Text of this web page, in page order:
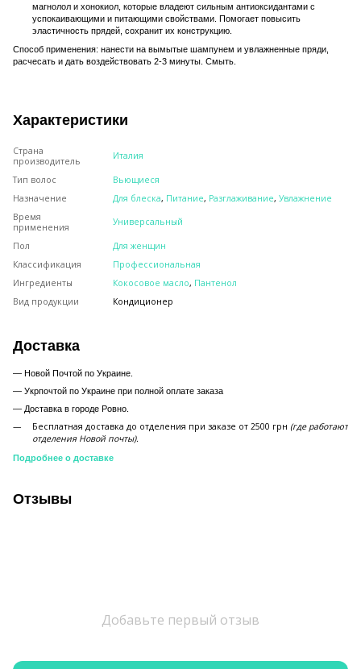
магнолол и хонокиол, которые владеют сильным антиоксидантами с
успокаивающими и питающими свойствами. Помогает повысить
эластичность прядей, сохранит их конструкцию.
Способ применения: нанести на вымытые шампунем и увлажненные пряди,
расчесать и дать воздействовать 2-3 минуты. Смыть.
Характеристики
Страна
производитель
Италия
Тип волос
Вьющиеся
Назначение
Для блеска, Питание, Разглаживание, Увлажнение
Время
применения
Универсальный
Пол
Для женщин
Классификация
Профессиональная
Ингредиенты
Кокосовое масло, Пантенол
Вид продукции
Кондиционер
Доставка
— Новой Почтой по Украине.
— Укрпочтой по Украине при полной оплате заказа
— Доставка в городе Ровно.
Бесплатная доставка до отделения при заказе от 2500 грн (где работают
отделения Новой почты).
Подробнее о доставке
Отзывы
Добавьте первый отзыв